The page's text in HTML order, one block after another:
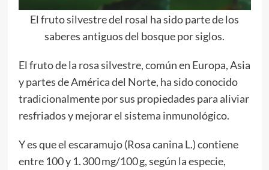
El fruto silvestre del rosal ha sido parte de los
saberes antiguos del bosque por siglos.
El fruto de la rosa silvestre, común en Europa, Asia
y partes de América del Norte, ha sido conocido
tradicionalmente por sus propiedades para aliviar
resfriados y mejorar el sistema inmunológico.
Y es que el escaramujo (Rosa canina L.) contiene
entre 100 y 1. 300 mg/100 g, según la especie,